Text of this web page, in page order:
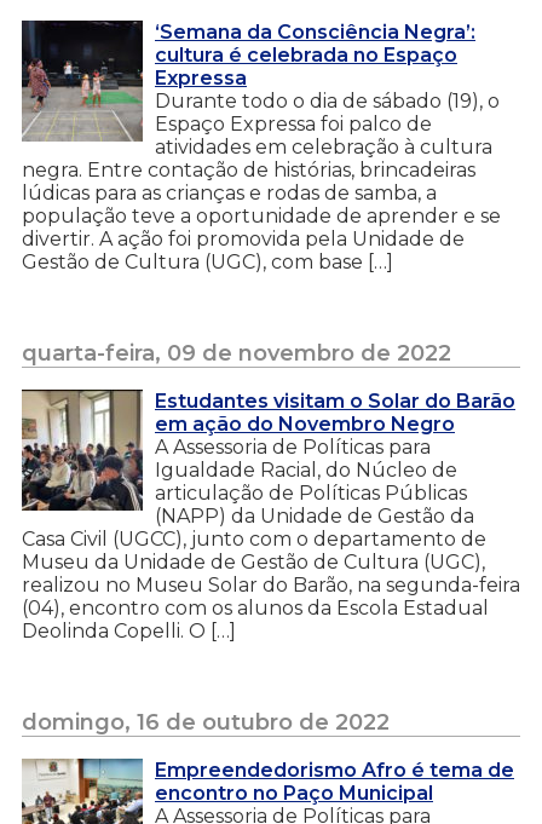
‘Semana da Consciência Negra’:
cultura é celebrada no Espaço
Expressa
Durante todo o dia de sábado (19), o
Espaço Expressa foi palco de
atividades em celebração à cultura
negra. Entre contação de histórias, brincadeiras
lúdicas para as crianças e rodas de samba, a
população teve a oportunidade de aprender e se
divertir. A ação foi promovida pela Unidade de
Gestão de Cultura (UGC), com base […]
quarta-feira, 09 de novembro de 2022
Estudantes visitam o Solar do Barão
em ação do Novembro Negro
A Assessoria de Políticas para
Igualdade Racial, do Núcleo de
articulação de Políticas Públicas
(NAPP) da Unidade de Gestão da
Casa Civil (UGCC), junto com o departamento de
Museu da Unidade de Gestão de Cultura (UGC),
realizou no Museu Solar do Barão, na segunda-feira
(04), encontro com os alunos da Escola Estadual
Deolinda Copelli. O […]
domingo, 16 de outubro de 2022
Empreendedorismo Afro é tema de
encontro no Paço Municipal
A Assessoria de Políticas para